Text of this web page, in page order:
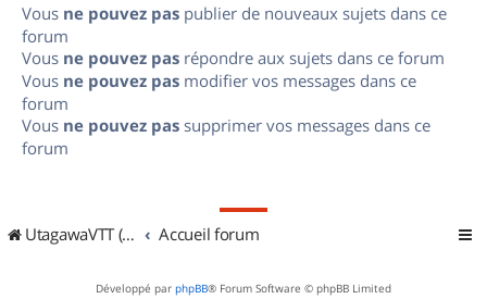
Vous ne pouvez pas publier de nouveaux sujets dans ce
forum
Vous ne pouvez pas répondre aux sujets dans ce forum
Vous ne pouvez pas modifier vos messages dans ce
forum
Vous ne pouvez pas supprimer vos messages dans ce
forum
UtagawaVTT (Randos VTT et VTTAE avec traces GPS) Accueil forum
Développé par phpBB® Forum Software © phpBB Limited